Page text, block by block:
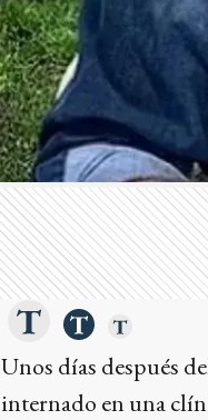
Unos días después
internado en una